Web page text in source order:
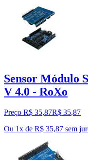
Sensor Módulo
V 4.0 - RoXo
Preço R$ 35,87R$ 35,87
Ou 1x de R$ 35,87 sem